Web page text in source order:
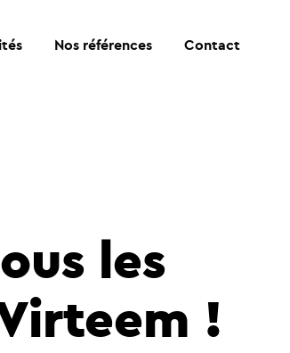
Nos références Contact
les
!